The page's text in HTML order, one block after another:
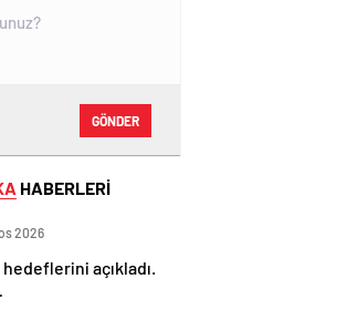
GÖNDER
HABERLERİ
2026
açıkladı.